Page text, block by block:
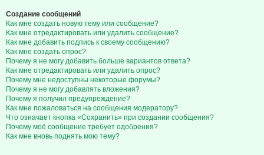
Создание сообщений
Как мне создать новую тему или сообщение?
Как мне отредактировать или удалить сообщение?
Как мне добавить подпись к своему сообщению?
Как мне создать опрос?
Почему я не могу добавить больше вариантов ответа?
Как мне отредактировать или удалить опрос?
Почему мне недоступны некоторые форумы?
Почему я не могу добавлять вложения?
Почему я получил предупреждение?
Как мне пожаловаться на сообщения модератору?
Что означает кнопка «Сохранить» при создании сообщения?
Почему моё сообщение требует одобрения?
Как мне вновь поднять мою тему?